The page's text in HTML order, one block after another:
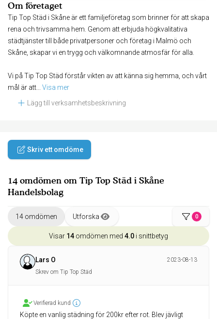
Om företaget
Tip Top Städ i Skåne är ett familjeföretag som brinner för att skapa
rena och trivsamma hem. Genom att erbjuda högkvalitativa
städtjänster till både privatpersoner och företag i Malmö och
Skåne, skapar vi en trygg och välkomnande atmosfär för alla.
Vi på Tip Top Städ förstår vikten av att känna sig hemma, och vårt
mål är att... Visa mer
Lägg till verksamhetsbeskrivning
Skriv ett omdöme
14 omdömen om Tip Top Städ i Skåne
Handelsbolag
14 omdömen Utforska 0
Visar 14 omdömen med 4.0 i snittbetyg
Lars O
2023-08-13
Skrev om Tip Top Städ
Verifierad kund
Köpte en vanlig städning för 200kr efter rot. Blev jävligt